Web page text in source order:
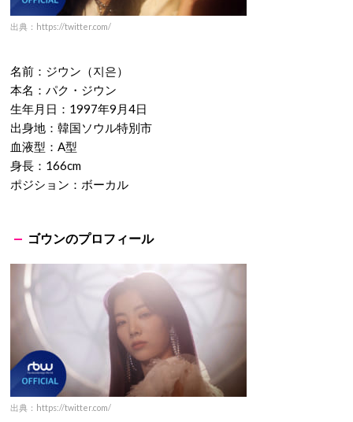
出典：https://twitter.com/
名前：ジウン（지은）
本名：パク・ジウン
生年月日：1997年9月4日
出身地：韓国ソウル特別市
血液型：A型
身長：166cm
ポジション：ボーカル
ゴウンのプロフィール
出典：https://twitter.com/